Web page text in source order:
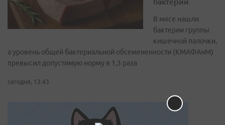
В мясе нашли
бактерии группы
кишечной палочки,
а уровень общей бактериальной обсемененности (КМАФАнМ)
превысил допустимую норму в 1,3 раза
сегодня, 13:43